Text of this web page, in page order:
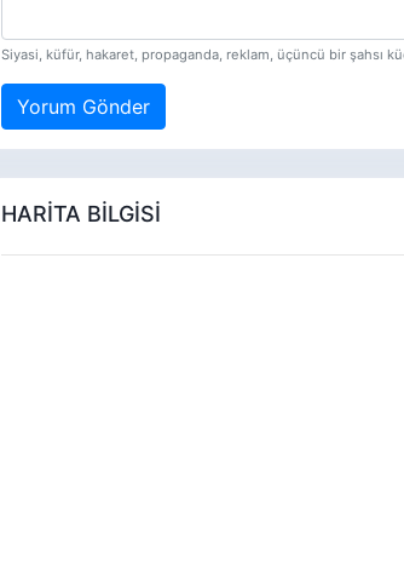
Siyasi, küfür, hakaret, propaganda, reklam, üçüncü bir şahsı
Yorum Gönder
HARİTA BİLGİSİ